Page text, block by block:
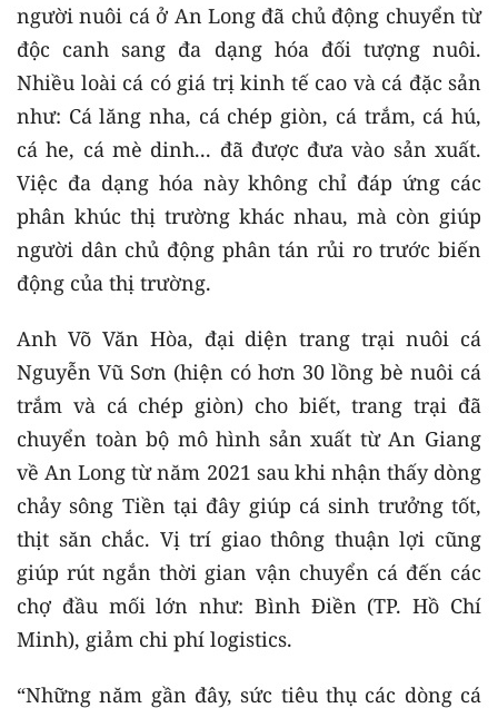
người nuôi cá ở An Long đã chủ động chuyển từ
độc canh sang đa dạng hóa đối tượng nuôi.
Nhiều loài cá có giá trị kinh tế cao và cá đặc sản
như: Cá lăng nha, cá chép giòn, cá trắm, cá hú,
cá he, cá mè dinh... đã được đưa vào sản xuất.
Việc đa dạng hóa này không chỉ đáp ứng các
phân khúc thị trường khác nhau, mà còn giúp
người dân chủ động phân tán rủi ro trước biến
động của thị trường.
Anh Võ Văn Hòa, đại diện trang trại nuôi cá
Nguyễn Vũ Sơn (hiện có hơn 30 lồng bè nuôi cá
trắm và cá chép giòn) cho biết, trang trại đã
chuyển toàn bộ mô hình sản xuất từ An Giang
về An Long từ năm 2021 sau khi nhận thấy dòng
chảy sông Tiền tại đây giúp cá sinh trưởng tốt,
thịt săn chắc. Vị trí giao thông thuận lợi cũng
giúp rút ngắn thời gian vận chuyển cá đến các
chợ đầu mối lớn như: Bình Điền (TP. Hồ Chí
Minh), giảm chi phí logistics.
“Những năm gần đây, sức tiêu thụ các dòng cá